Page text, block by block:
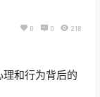
0 0 218
和行为背后的